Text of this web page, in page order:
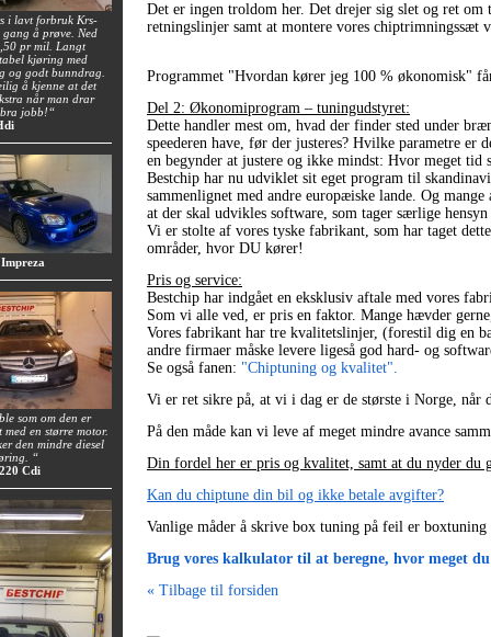
i lavt forbruk Krs-
gang å prøve. Ned
pr mil. Langt
kjøring med
og godt bunndrag.
å kjenne at det
når man drar
jobb!“
som om den er
en større motor.
den mindre diesel
“
Cdi
Det er ingen troldom her. Det drejer sig slet og ret
retningslinjer samt at montere vores chiptrimningssæt
Programmet "Hvordan kører jeg 100 % økonomisk"
Del 2: Økonomiprogram – tuningudstyret:
Dette handler mest om, hvad der finder sted under
speederen have, før der justeres? Hvilke parametre
en begynder at justere og ikke mindst: Hvor meget
Bestchip har nu udviklet sit eget program til
sammenlignet med andre europæiske lande. Og
at der skal udvikles software, som tager særlige
Vi er stolte af vores tyske fabrikant, som har taget
områder, hvor DU kører!
Pris og service:
Bestchip har indgået en eksklusiv aftale med vores
Som vi alle ved, er pris en faktor. Mange hævder
Vores fabrikant har tre kvalitetslinjer, (forestil dig en
andre firmaer måske levere ligeså god hard- og
Se også fanen: "Chiptuning og kvalitet".
Vi er ret sikre på, at vi i dag er de største i Norge, når
På den måde kan vi leve af meget mindre avance
Din fordel her er pris og kvalitet, samt at du nyder du
Kan du chiptune din bil og ikke betale avgifter?
Vanlige måder å skrive box tuning på feil er
Brug vores kalkulator til at beregne, hvor meget
« Tilbage til forsiden